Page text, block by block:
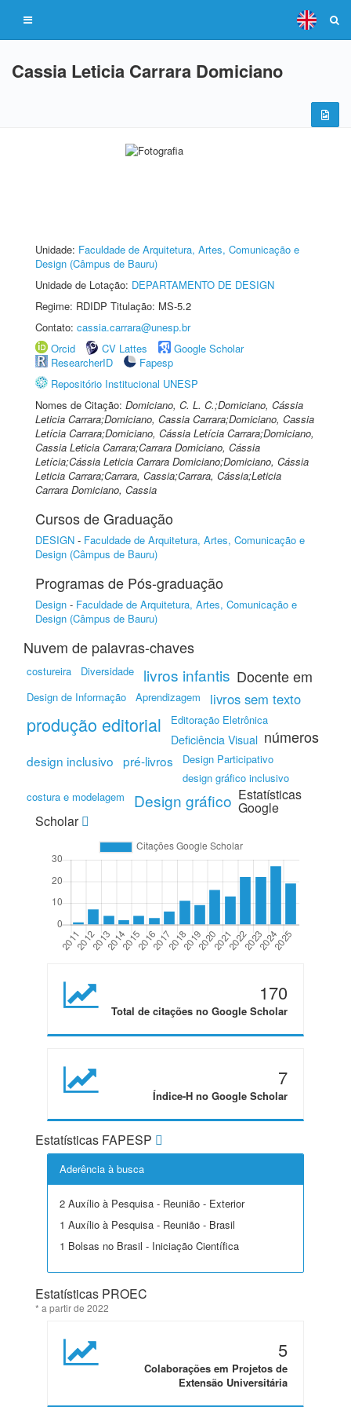
Cassia Leticia Carrara Domiciano
Unidade: Faculdade de Arquitetura, Artes, Comunicação e
Design (Câmpus de Bauru)
Unidade de Lotação: DEPARTAMENTO DE DESIGN
Regime: RDIDP Titulação: MS-5.2
Contato: cassia.carrara@unesp.br
Orcid
CV Lattes
Google Scholar
ResearcherID
Fapesp
Repositório Institucional UNESP
Nomes de Citação: Domiciano, C. L. C.;Domiciano, Cássia
Leticia Carrara;Domiciano, Cassia Carrara;Domiciano, Cassia
Letícia Carrara;Domiciano, Cássia Letícia Carrara;Domiciano,
Cassia Leticia Carrara;Carrara Domiciano, Cássia
Letícia;Cássia Leticia Carrara Domiciano;Domiciano, Cássia
Leticia Carrara;Carrara, Cassia;Carrara, Cássia;Leticia
Carrara Domiciano, Cassia
Cursos de Graduação
DESIGN - Faculdade de Arquitetura, Artes, Comunicação e
Design (Câmpus de Bauru)
Programas de Pós-graduação
Design - Faculdade de Arquitetura, Artes, Comunicação e
Design (Câmpus de Bauru)
Nuvem de palavras-chaves
costureira Diversidade livros infantis
Design de Informação Aprendizagem livros sem texto
produção editorial Editoração Eletrônica
Deficiência Visual
design inclusivo pré-livros
Design Participativo
design gráfico inclusivo
costura e modelagem
Design gráfico
Docente em
números
Estatísticas
Google
Scholar
170
Total de citações no Google Scholar
7
Índice-H no Google Scholar
Estatísticas FAPESP
Aderência à busca
2 Auxílio à Pesquisa - Reunião - Exterior
1 Auxílio à Pesquisa - Reunião - Brasil
1 Bolsas no Brasil - Iniciação Científica
Estatísticas PROEC
* a partir de 2022
5
Colaborações em Projetos de
Extensão Universitária